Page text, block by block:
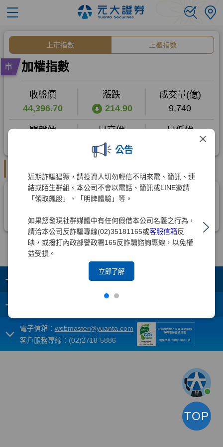
×
公告
近期詐騙猖獗，請投資人切勿輕信不明來電、簡訊、連
結或陌生群組。本公司不會以電話、簡訊或LINE邀請
「領取飆股」、「明牌體驗」等。
如果您發現社群媒體中有任何假借本公司名義之行為，
請洽本公司反詐騙專線(02)35181165或客服信箱反
映，或撥打內政部警政署165反詐騙諮詢專線，以免權
益受損。
立即了解
+
+
電子信箱： webmaster@yuanta.com
客戶服務專線：(02)2718-5886
TOP